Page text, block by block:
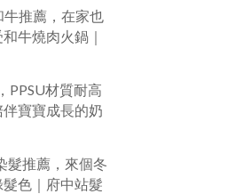
推薦，在家也
牛燒肉火鍋｜
PPSU材質耐高
寶寶成長的奶
髮推薦，來個冬
色｜府中站髮